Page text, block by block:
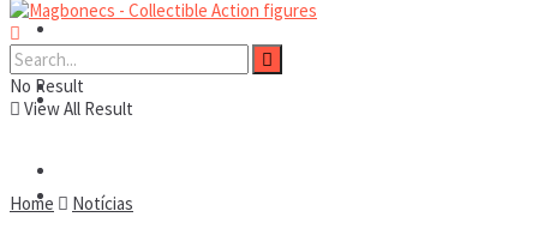
Reviews
Notícias
Reviews
No Result
View All Result
Home Notícias